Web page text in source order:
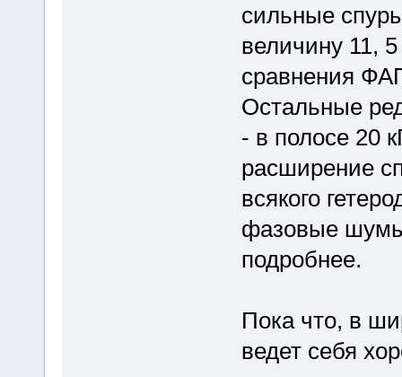
сильные
величину 11,
сравнения
Остальные
- в полосе 20
расширение
всякого
фазовые
подробнее.
Пока что, в
ведет себя